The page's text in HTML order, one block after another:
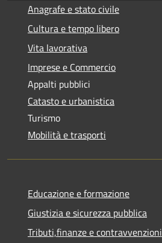
Anagrafe e stato civile
Cultura e tempo libero
Vita lavorativa
Imprese e Commercio
Appalti pubblici
Catasto e urbanistica
Turismo
Mobilità e trasporti
Educazione e formazione
Giustizia e sicurezza pubblica
Tributi,finanze e contravvenzioni